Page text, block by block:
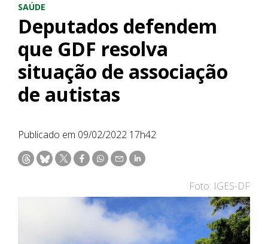
SAÚDE
Deputados defendem
que GDF resolva
situação de associação
de autistas
Publicado em 09/02/2022 17h42
Foto: IGES-DF